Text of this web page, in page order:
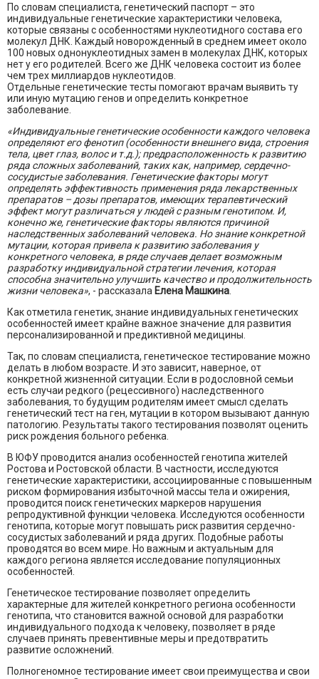
По словам специалиста, генетический паспорт – это
индивидуальные генетические характеристики человека,
которые связаны с особенностями нуклеотидного состава его
молекул ДНК. Каждый новорожденный в среднем имеет около
100 новых однонуклеотидных замен в молекулах ДНК, которых
нет у его родителей. Всего же ДНК человека состоит из более
чем трех миллиардов нуклеотидов.
Отдельные генетические тесты помогают врачам выявить ту
или иную мутацию генов и определить конкретное
заболевание.
«Индивидуальные генетические особенности каждого человека
определяют его фенотип (особенности внешнего вида, строения
тела, цвет глаз, волос и т.д.); предрасположенность к развитию
ряда сложных заболеваний, таких как, например, сердечно-
сосудистые заболевания. Генетические факторы могут
определять эффективность применения ряда лекарственных
препаратов – дозы препаратов, имеющих терапевтический
эффект могут различаться у людей с разным генотипом. И,
конечно же, генетические факторы являются причиной
наследственных заболеваний человека. Но знание конкретной
мутации, которая привела к развитию заболевания у
конкретного человека, в ряде случаев делает возможным
разработку индивидуальной стратегии лечения, которая
способна значительно улучшить качество и продолжительность
жизни человека», - рассказала Елена Машкина.
Как отметила генетик, знание индивидуальных генетических
особенностей имеет крайне важное значение для развития
персонализированной и предиктивной медицины.
Так, по словам специалиста, генетическое тестирование можно
делать в любом возрасте. И это зависит, наверное, от
конкретной жизненной ситуации. Если в родословной семьи
есть случаи редкого (рецессивного) наследственного
заболевания, то будущим родителям имеет смысл сделать
генетический тест на ген, мутации в котором вызывают данную
патологию. Результаты такого тестирования позволят оценить
риск рождения больного ребенка.
В ЮФУ проводится анализ особенностей генотипа жителей
Ростова и Ростовской области. В частности, исследуются
генетические характеристики, ассоциированные с повышенным
риском формирования избыточной массы тела и ожирения,
проводится поиск генетических маркеров нарушения
репродуктивной функции человека. Исследуются особенности
генотипа, которые могут повышать риск развития сердечно-
сосудистых заболеваний и ряда других. Подобные работы
проводятся во всем мире. Но важным и актуальным для
каждого региона является исследование популяционных
особенностей.
Генетическое тестирование позволяет определить
характерные для жителей конкретного региона особенности
генотипа, что становится важной основой для разработки
индивидуального подхода к человеку, позволяет в ряде
случаев принять превентивные меры и предотвратить
развитие осложнений.
Полногеномное тестирование имеет свои преимущества и свои